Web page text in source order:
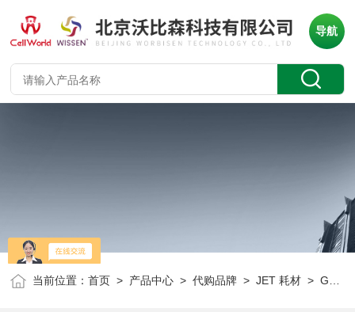
导航
当前位置：首页 > 产品中心 >代购品牌 >JET 耗材 > GSP000010JET 一次性抽吸移液管（灭菌）GSP000010